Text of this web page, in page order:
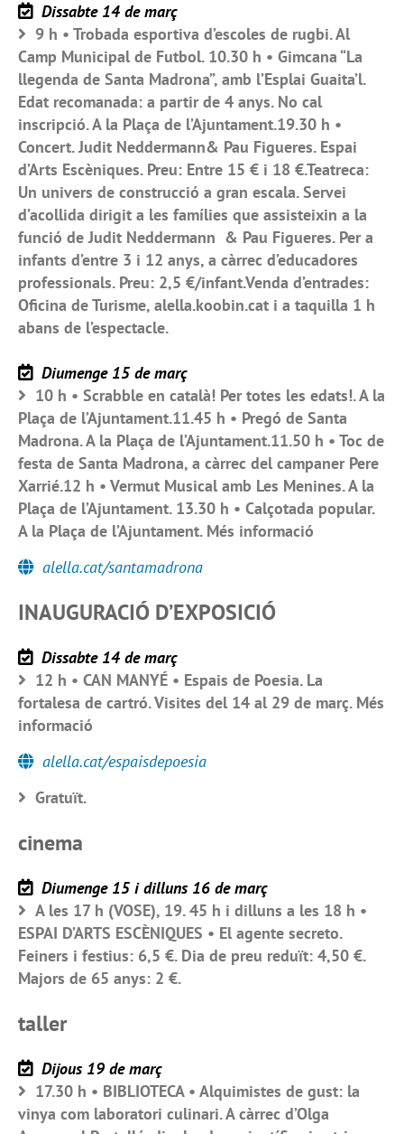
Dissabte 14 de març
9 h • Trobada esportiva d’escoles de rugbi. Al
Camp Municipal de Futbol. 10.30 h • Gimcana “La
llegenda de Santa Madrona”, amb l’Esplai Guaita’l.
Edat recomanada: a partir de 4 anys. No cal
inscripció. A la Plaça de l’Ajuntament.19.30 h •
Concert. Judit Neddermann& Pau Figueres. Espai
d’Arts Escèniques. Preu: Entre 15 € i 18 €.Teatreca:
Un univers de construcció a gran escala. Servei
d’acollida dirigit a les famílies que assisteixin a la
funció de Judit Neddermann & Pau Figueres. Per a
infants d’entre 3 i 12 anys, a càrrec d’educadores
professionals. Preu: 2,5 €/infant.Venda d’entrades:
Oficina de Turisme, alella.koobin.cat i a taquilla 1 h
abans de l’espectacle.
Diumenge 15 de març
10 h • Scrabble en català! Per totes les edats!. A la
Plaça de l’Ajuntament.11.45 h • Pregó de Santa
Madrona. A la Plaça de l’Ajuntament.11.50 h • Toc de
festa de Santa Madrona, a càrrec del campaner Pere
Xarrié.12 h • Vermut Musical amb Les Menines. A la
Plaça de l’Ajuntament. 13.30 h • Calçotada popular.
A la Plaça de l’Ajuntament. Més informació
alella.cat/santamadrona
INAUGURACIÓ D’EXPOSICIÓ
Dissabte 14 de març
12 h • CAN MANYÉ • Espais de Poesia. La
fortalesa de cartró. Visites del 14 al 29 de març. Més
informació
alella.cat/espaisdepoesia
Gratuït.
cinema
Diumenge 15 i dilluns 16 de març
A les 17 h (VOSE), 19. 45 h i dilluns a les 18 h •
ESPAI D’ARTS ESCÈNIQUES • El agente secreto.
Feiners i festius: 6,5 €. Dia de preu reduït: 4,50 €.
Majors de 65 anys: 2 €.
taller
Dijous 19 de març
17.30 h • BIBLIOTECA • Alquimistes de gust: la
vinya com laboratori culinari. A càrrec d’Olga